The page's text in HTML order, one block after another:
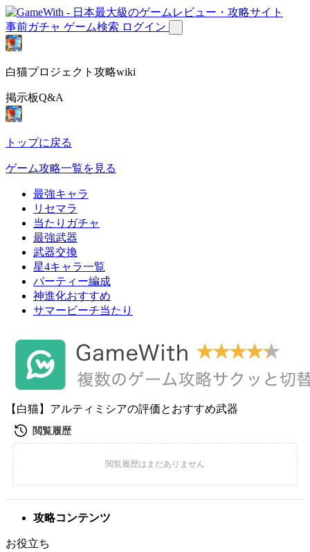
事前ガチャ ゲーム検索 ログイン
白猫プロジェクト攻略wiki
掲示板Q&A
トップに戻る
ゲーム攻略一覧を見る
最強キャラ
リセマラ
当たりガチャ
最強武器
武器交換
星4キャラ一覧
パーティー編成
神進化おすすめ
サマービーチ当たり
【白猫】アルティミシアの評価とおすすめ武器
攻略コンテンツ
お役立ち